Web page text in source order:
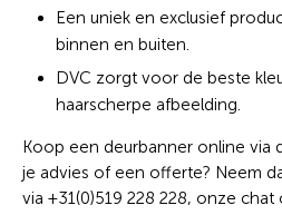
Een uniek en exclusief
binnen en buiten.
DVC zorgt voor de beste
haarscherpe afbeelding.
Koop een deurbanner online via
je advies of een offerte? Neem
via +31(0)519 228 228, onze chat